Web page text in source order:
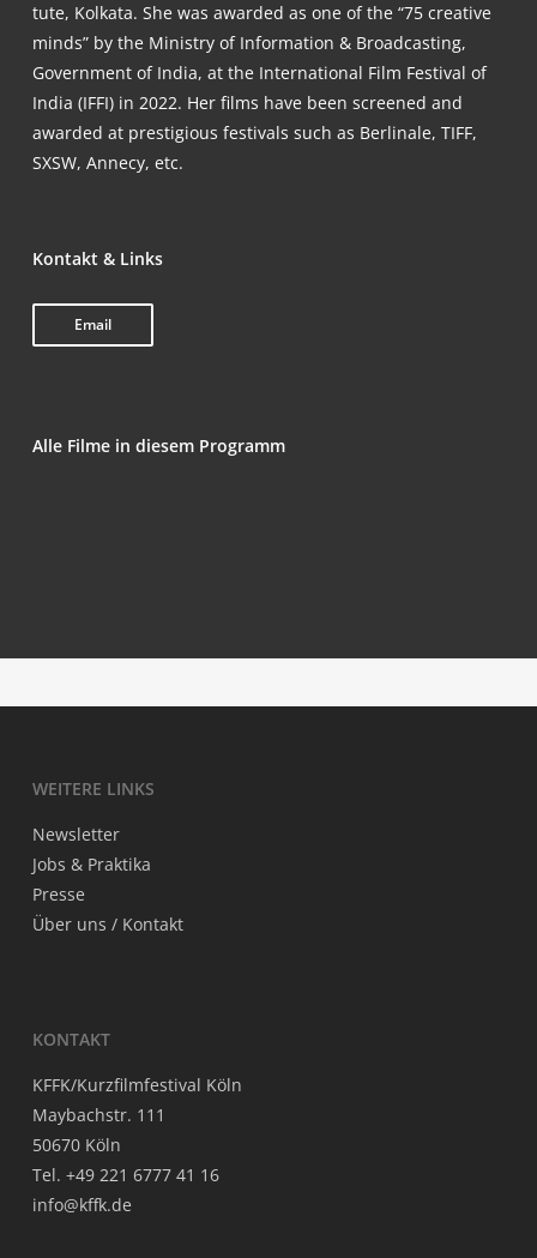
tu­te, Kolk­a­ta. She was award­ed as one of the “75 crea­ti­ve
minds” by the Minis­try of Infor­ma­ti­on & Broad­cas­ting,
Govern­ment of India, at the Inter­na­tio­nal Film Fes­ti­val of
India (IFFI) in 2022. Her films have been scree­ned and
award­ed at pres­ti­gious fes­ti­vals such as Ber­li­na­le, TIFF,
SXSW, Anne­cy, etc.
Kon­takt & Links
Email
Alle Fil­me in die­sem Programm
WEI­TE­RE LINKS
News­let­ter
Jobs & Praktika
Pres­se
Über uns / Kontakt
KON­TAKT
KFFK/Kurzfilmfestival Köln
May­bach­str. 111
50670 Köln
Tel. +49 221 6777 41 16
info@kffk.de